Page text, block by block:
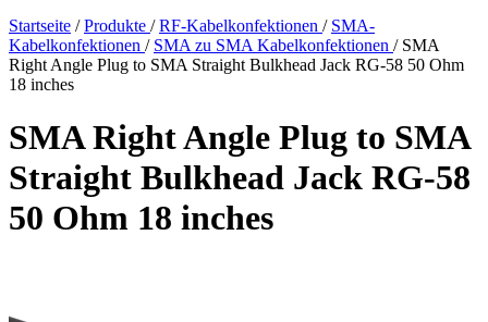
Startseite / Produkte / RF-Kabelkonfektionen / SMA-
Kabelkonfektionen / SMA zu SMA Kabelkonfektionen / SMA
Right Angle Plug to SMA Straight Bulkhead Jack RG-58 50 Ohm
18 inches
SMA Right Angle Plug to SMA
Straight Bulkhead Jack RG-58
50 Ohm 18 inches